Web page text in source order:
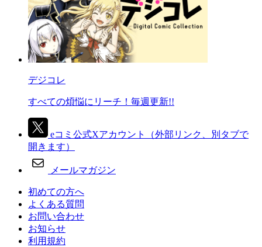
デジコレ
すべての煩悩にリーチ！毎週更新!!
eコミ公式Xアカウント
（外部リンク、別タブで
開きます）
メールマガジン
初めての方へ
よくある質問
お問い合わせ
お知らせ
利用規約